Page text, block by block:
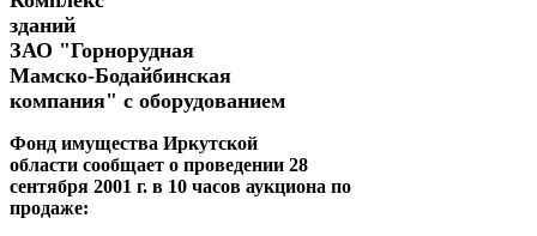
зданий
ЗАО "Горнорудная
Мамско-Бодайбинская
компания" с оборудованием
Фонд имущества Иркутской
области сообщает о проведении 28
сентября 2001 г. в 10 часов аукциона по
продаже: